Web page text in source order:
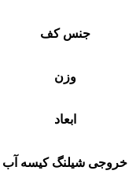
جنس کف
وزن
ابعاد
خروجی شیلنگ کیسه آب